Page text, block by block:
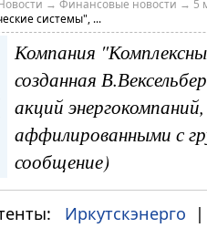
→ Финансовые новости → 5
системы", ...
Компания
созданная
акций
аффилированными с
сообщение)
Иркутскэнерго